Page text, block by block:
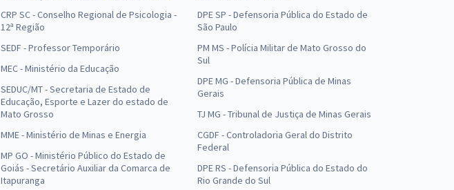
CRP SC - Conselho Regional de Psicologia -
12ª Região
SEDF - Professor Temporário
MEC - Ministério da Educação
SEDUC/MT - Secretaria de Estado de
Educação, Esporte e Lazer do estado de
Mato Grosso
MME - Ministério de Minas e Energia
MP GO - Ministério Público do Estado de
Goiás - Secretário Auxiliar da Comarca de
Itapuranga
DPE SP - Defensoria Pública do Estado de
São Paulo
PM MS - Polícia Militar de Mato Grosso do
Sul
DPE MG - Defensoria Pública de Minas
Gerais
TJ MG - Tribunal de Justiça de Minas Gerais
CGDF - Controladoria Geral do Distrito
Federal
DPE RS - Defensoria Pública do Estado do
Rio Grande do Sul